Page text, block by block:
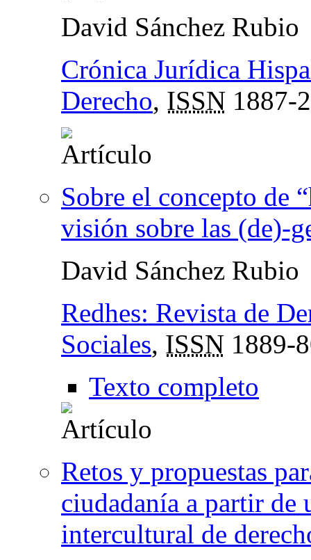
David Sánchez Rubio
Crónica Jurídica
Derecho, ISSN 1887-
Sobre el concepto de
visión sobre las (de)-
David Sánchez Rubio
Redhes: Revista de
Sociales, ISSN 1889-
Texto completo
Retos y propuestas
ciudadanía a partir de
intercultural de